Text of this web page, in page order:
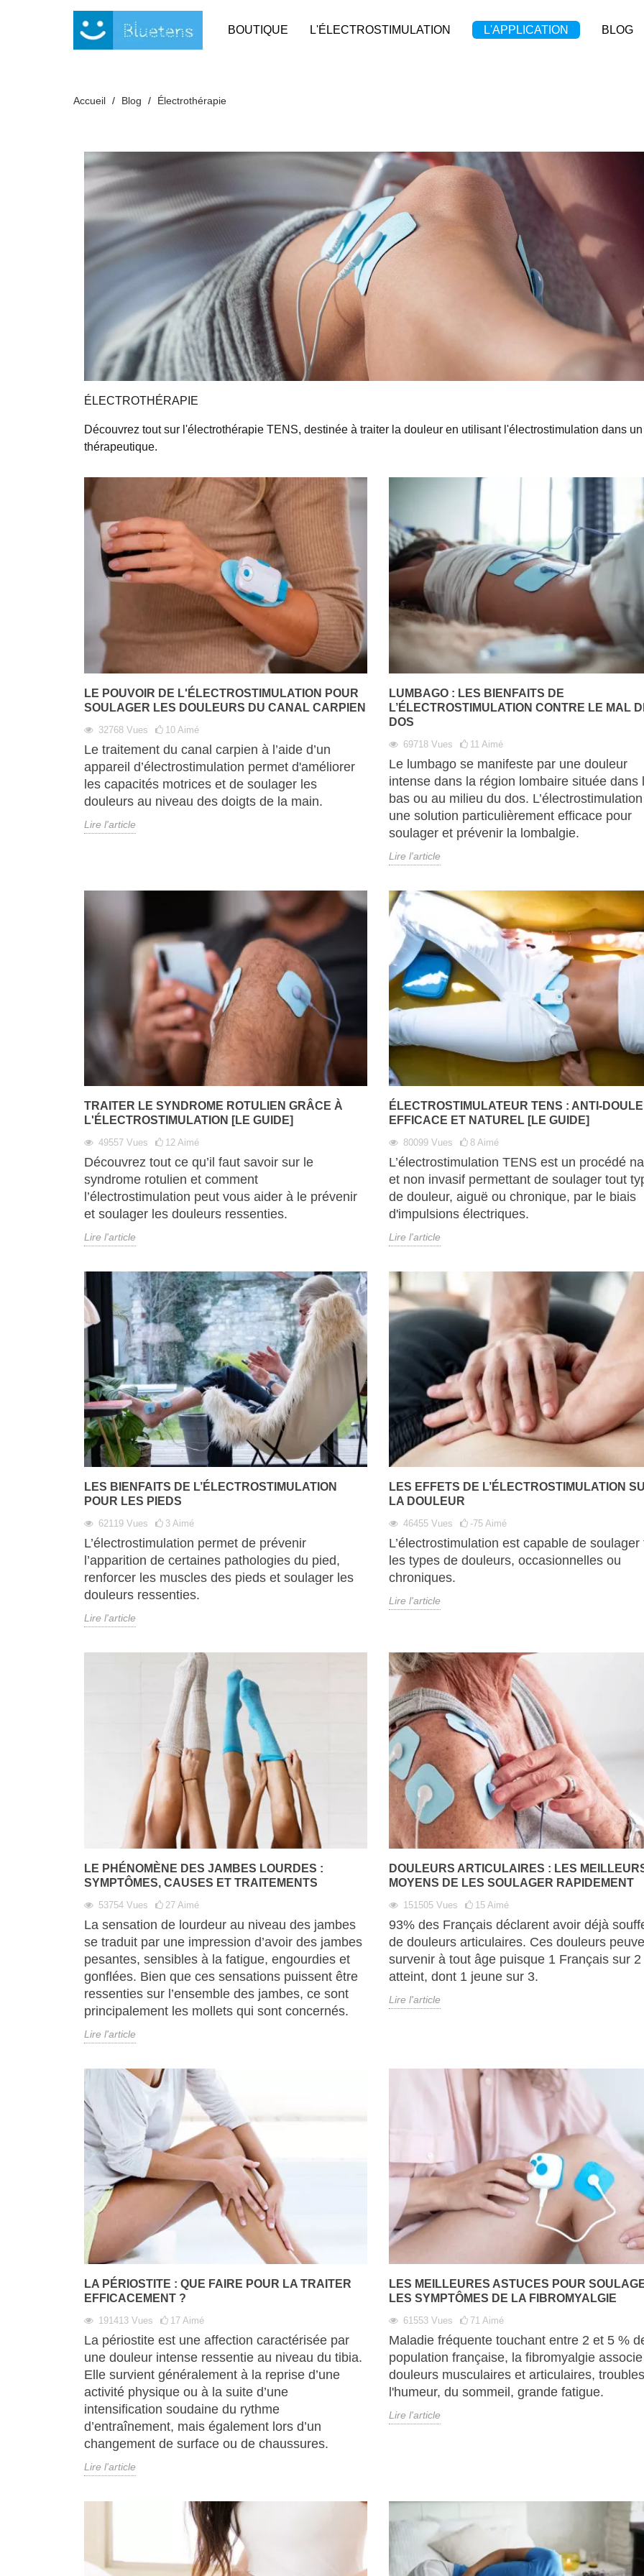
BOUTIQUE L'ÉLECTROSTIMULATION L'APPLICATION BLOG
Accueil Blog Électrothérapie
ÉLECTROTHÉRAPIE
Découvrez tout sur l'électrothérapie TENS, destinée à traiter la douleur en utilisant l'électrostimulation dans
thérapeutique.
LE POUVOIR DE L'ÉLECTROSTIMULATION POUR
SOULAGER LES DOULEURS DU CANAL CARPIEN
32768 Vues 10 Aimé
Le traitement du canal carpien à l’aide d’un
appareil d’électrostimulation permet d'améliorer
les capacités motrices et de soulager les
douleurs au niveau des doigts de la main.
Lire l'article
LUMBAGO : LES BIENFAITS DE
L’ÉLECTROSTIMULATION CONTRE LE MAL
DOS
69718 Vues 11 Aimé
Le lumbago se manifeste par une douleur
intense dans la région lombaire située dans
bas ou au milieu du dos.
une solution particulièrement efficace pour
soulager et prévenir la lombalgie.
Lire l'article
TRAITER LE SYNDROME ROTULIEN GRÂCE À
L'ÉLECTROSTIMULATION [LE GUIDE]
49557 Vues 12 Aimé
Découvrez tout ce qu’il faut savoir sur le
syndrome rotulien et comment
l’électrostimulation peut vous aider à le prévenir
et soulager les douleurs ressenties.
Lire l'article
ÉLECTROSTIMULATEUR TENS : ANTI-
EFFICACE ET NATUREL [LE GUIDE]
80099 Vues 8 Aimé
L’électrostimulation TENS est un procédé
et non invasif permettant de soulager tout
de douleur, aiguë ou chronique, par le biais
d'impulsions électriques.
Lire l'article
LES BIENFAITS DE L’ÉLECTROSTIMULATION
POUR LES PIEDS
62119 Vues 3 Aimé
L’électrostimulation permet de prévenir
l’apparition de certaines pathologies du pied,
renforcer les muscles des pieds et soulager les
douleurs ressenties.
Lire l'article
LES EFFETS DE L’ÉLECTROSTIMULATION
LA DOULEUR
46455 Vues -75 Aimé
L’électrostimulation est capable de soulager
les types de douleurs, occasionnelles ou
chroniques.
Lire l'article
LE PHÉNOMÈNE DES JAMBES LOURDES :
SYMPTÔMES, CAUSES ET TRAITEMENTS
53754 Vues 27 Aimé
La sensation de lourdeur au niveau des jambes
se traduit par une impression d’avoir des jambes
pesantes, sensibles à la fatigue, engourdies et
gonflées. Bien que ces sensations puissent être
ressenties sur l’ensemble des jambes, ce sont
principalement les mollets qui sont concernés.
Lire l'article
DOULEURS ARTICULAIRES : LES
MOYENS DE LES SOULAGER RAPIDEMENT
151505 Vues 15 Aimé
93% des Français déclarent avoir déjà
de douleurs articulaires. Ces douleurs
survenir à tout âge puisque 1 Français sur 2
atteint, dont 1 jeune sur 3.
Lire l'article
LA PÉRIOSTITE : QUE FAIRE POUR LA TRAITER
EFFICACEMENT ?
191413 Vues 17 Aimé
La périostite est une affection caractérisée par
une douleur intense ressentie au niveau du tibia.
Elle survient généralement à la reprise d’une
activité physique ou à la suite d’une
intensification soudaine du rythme
d’entraînement, mais également lors d’un
changement de surface ou de chaussures.
Lire l'article
LES MEILLEURES ASTUCES POUR
LES SYMPTÔMES DE LA FIBROMYALGIE
61553 Vues 71 Aimé
Maladie fréquente touchant entre 2 et 5 %
population française, la fibromyalgie associe
douleurs musculaires et articulaires,
l'humeur, du sommeil, grande fatigue.
Lire l'article
Panneau de gestion des cookies